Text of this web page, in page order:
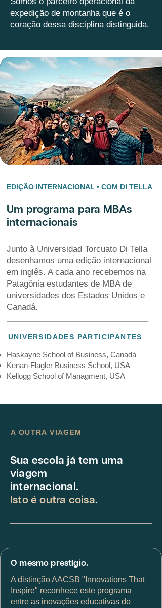
expedição de montanha que é o
coração dessa disciplina distinguida.
EDIÇÃO INTERNACIONAL • COM DI TELLA
Um programa para MBAs
internacionais
Junto à Universidad Torcuato Di Tella
desenhamos uma edição internacional
em inglês. A cada ano recebemos na
Patagônia estudantes de MBA de
universidades dos Estados Unidos e
Canadá.
UNIVERSIDADES PARTICIPANTES
Haskayne School of Business, Canadá
Kenan-Flagler Business School, USA
Kellogg School of Managment, USA
A OUTRA VIAGEM
Sua escola já tem uma
viagem
internacional.
Isto é outra coisa.
O mesmo prestígio.
A distinção AACSB "Innovations That
Inspire" reconhece este programa
entre as inovações educativas do